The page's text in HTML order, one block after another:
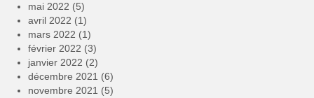
mai 2022 (5)
avril 2022 (1)
mars 2022 (1)
février 2022 (3)
janvier 2022 (2)
décembre 2021 (6)
novembre 2021 (5)